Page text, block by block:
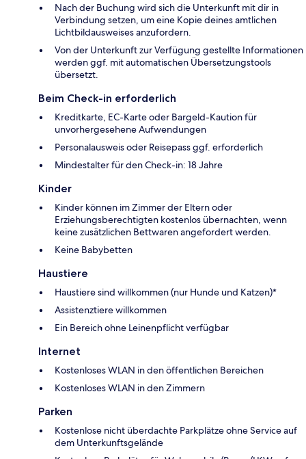
Nach der Buchung wird sich die Unterkunft mit dir in
Verbindung setzen, um eine Kopie deines amtlichen
Lichtbildausweises anzufordern.
Von der Unterkunft zur Verfügung gestellte Informationen
werden ggf. mit automatischen Übersetzungstools
übersetzt.
Beim Check-in erforderlich
Kreditkarte, EC-Karte oder Bargeld-Kaution für
unvorhergesehene Aufwendungen
Personalausweis oder Reisepass ggf. erforderlich
Mindestalter für den Check-in: 18 Jahre
Kinder
Kinder können im Zimmer der Eltern oder
Erziehungsberechtigten kostenlos übernachten, wenn
keine zusätzlichen Bettwaren angefordert werden.
Keine Babybetten
Haustiere
Haustiere sind willkommen (nur Hunde und Katzen)*
Assistenztiere willkommen
Ein Bereich ohne Leinenpflicht verfügbar
Internet
Kostenloses WLAN in den öffentlichen Bereichen
Kostenloses WLAN in den Zimmern
Parken
Kostenlose nicht überdachte Parkplätze ohne Service auf
dem Unterkunftsgelände